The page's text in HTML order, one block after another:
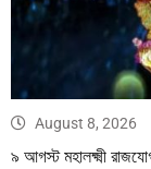
August 8, 2026
৯ আগস্ট মহালক্ষ্মী